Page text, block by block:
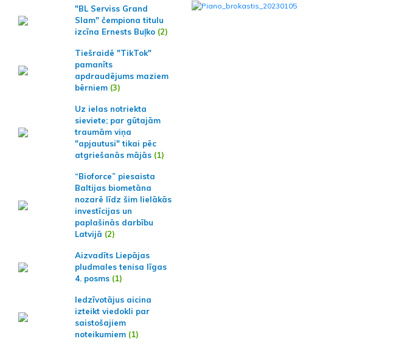
"BL Serviss Grand
Slam" čempiona titulu
izcīna Ernests Buļko (2)
Tiešraidē "TikTok"
pamanīts
apdraudējums maziem
bērniem (3)
Uz ielas notriekta
sieviete; par gūtajām
traumām viņa
"apjautusi" tikai pēc
atgriešanās mājās (1)
“Bioforce” piesaista
Baltijas biometāna
nozarē līdz šim lielākās
investīcijas un
paplašinās darbību
Latvijā (2)
Aizvadīts Liepājas
pludmales tenisa līgas
4. posms (1)
Iedzīvotājus aicina
izteikt viedokli par
saistošajiem
noteikumiem (1)